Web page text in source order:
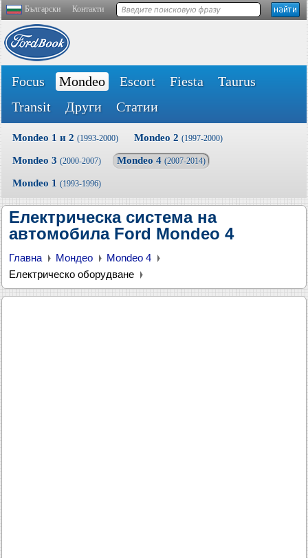
Български Контакти
Focus Mondeo Escort Fiesta
Taurus
Transit
Други Статии
Mondeo 1 и 2 (1993-2000) Mondeo 2 (1997-2000)
Mondeo 3 (2000-2007) Mondeo 4 (2007-2014)
Mondeo 1 (1993-1996)
Електрическа система на
автомобила Ford Mondeo 4
Главна Мондео
Mondeo 4
Електрическо оборудване